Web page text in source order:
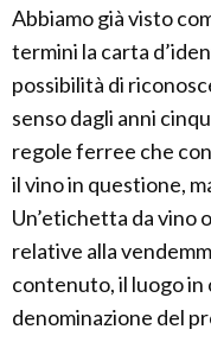
Abbiamo già visto
termini la carta
possibilità di
senso dagli anni
regole ferree che
il vino in questione,
Un’etichetta da vino
relative alla
contenuto, il luogo
denominazione del